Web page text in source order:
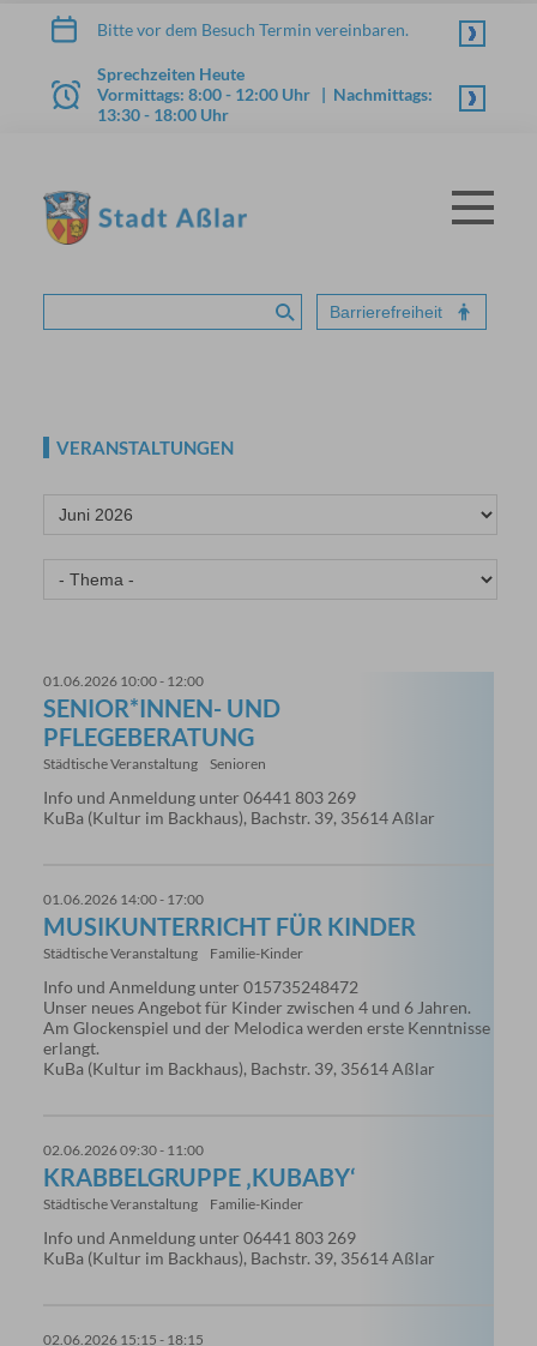
Zum Inhalt springen
Bitte vor dem Besuch Termin vereinbaren.
Sprechzeiten Heute
Vormittags: 8:00 - 12:00 Uhr | Nachmittags:
13:30 - 18:00 Uhr
Menü
Suche absenden
Barrierefreiheit
VERANSTALTUNGEN
01.06.2026 10:00 - 12:00
SENIOR*INNEN- UND
PFLEGEBERATUNG
Städtische Veranstaltung Senioren
Info und Anmeldung unter 06441 803 269
KuBa (Kultur im Backhaus), Bachstr. 39, 35614 Aßlar
01.06.2026 14:00 - 17:00
MUSIKUNTERRICHT FÜR KINDER
Städtische Veranstaltung Familie-Kinder
Info und Anmeldung unter 015735248472
Unser neues Angebot für Kinder zwischen 4 und 6 Jahren.
Am Glockenspiel und der Melodica werden erste Kenntnisse
erlangt.
KuBa (Kultur im Backhaus), Bachstr. 39, 35614 Aßlar
02.06.2026 09:30 - 11:00
KRABBELGRUPPE ‚KUBABY‘
Städtische Veranstaltung Familie-Kinder
Info und Anmeldung unter 06441 803 269
KuBa (Kultur im Backhaus), Bachstr. 39, 35614 Aßlar
02.06.2026 15:15 - 18:15